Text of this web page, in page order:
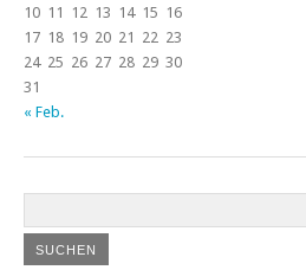
10 11 12 13 14 15 16
17 18 19 20 21 22 23
24 25 26 27 28 29 30
31
« Feb.